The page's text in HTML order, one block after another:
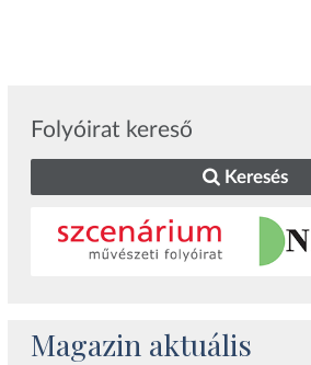
Folyóirat kereső
Keresés
Magazin aktuális